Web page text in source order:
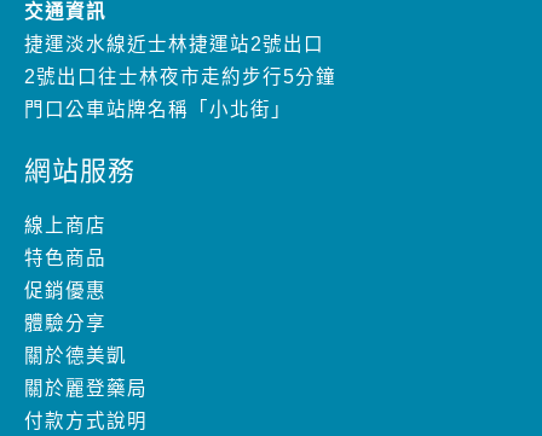
交通資訊
捷運淡水線近士林捷運站2號出口
2號出口往士林夜市走約步行5分鐘
門口公車站牌名稱「小北街」
網站服務
線上商店
特色商品
促銷優惠
體驗分享
關於德美凱
關於麗登藥局
付款方式說明